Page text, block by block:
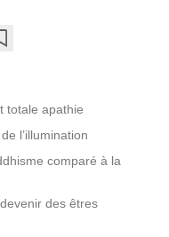
totale apathie
l’illumination
comparé à la
des êtres